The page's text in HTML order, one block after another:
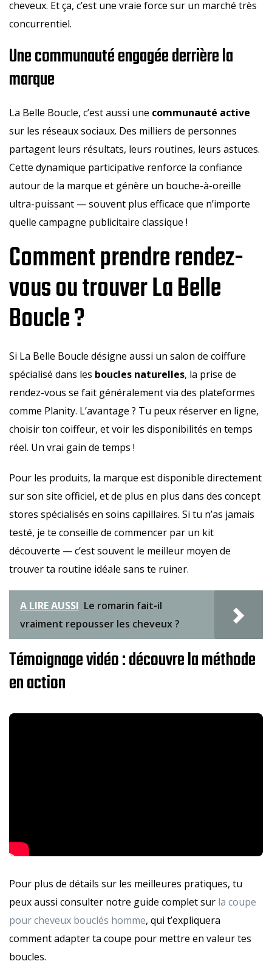
cheveux. Et ça, c’est une vraie force sur un marché très
concurrentiel.
Une communauté engagée derrière la
marque
La Belle Boucle, c’est aussi une communauté active
sur les réseaux sociaux. Des milliers de personnes
partagent leurs résultats, leurs routines, leurs astuces.
Cette dynamique participative renforce la confiance
autour de la marque et génère un bouche-à-oreille
ultra-puissant — souvent plus efficace que n’importe
quelle campagne publicitaire classique !
Comment prendre rendez-
vous ou trouver La Belle
Boucle ?
Si La Belle Boucle désigne aussi un salon de coiffure
spécialisé dans les boucles naturelles, la prise de
rendez-vous se fait généralement via des plateformes
comme Planity. L’avantage ? Tu peux réserver en ligne,
choisir ton coiffeur, et voir les disponibilités en temps
réel. Un vrai gain de temps !
Pour les produits, la marque est disponible directement
sur son site officiel, et de plus en plus dans des concept
stores spécialisés en soins capillaires. Si tu n’as jamais
testé, je te conseille de commencer par un kit
découverte — c’est souvent le meilleur moyen de
trouver ta routine idéale sans te ruiner.
A LIRE AUSSI Le romarin fait-il
vraiment repousser les cheveux ?
Témoignage vidéo : découvre la méthode
en action
Pour plus de détails sur les meilleures pratiques, tu
peux aussi consulter notre guide complet sur la coupe
pour cheveux bouclés homme, qui t’expliquera
comment adapter ta coupe pour mettre en valeur tes
boucles.